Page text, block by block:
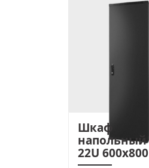
Шкаф
напольный
22U 600x800